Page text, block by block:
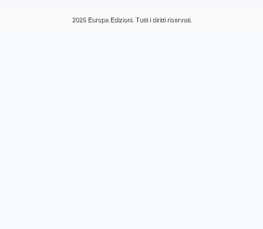
2026 Europa Edizioni. Tutti i diritti riservati.